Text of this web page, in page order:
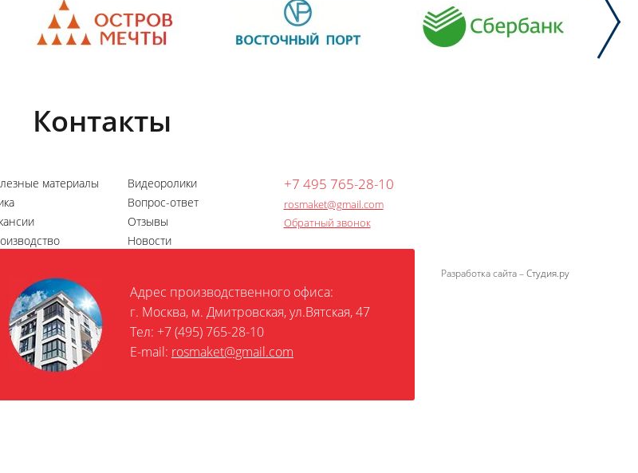
Контакты
Адрес производственного офиса:
г. Москва, м. Дмитровская, ул.Вятская, 47
Тел: +7 (495) 765-28-10
E-mail: rosmaket@gmail.com
материалы
Видеоролики
Вопрос-ответ
Отзывы
Новости
+7 495 765-28-10
rosmaket@gmail.com
Обратный звонок
Разработка сайта –Студия.ру